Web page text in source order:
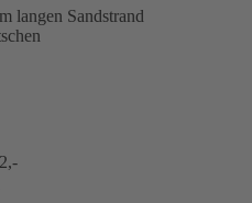
langen Sandstrand